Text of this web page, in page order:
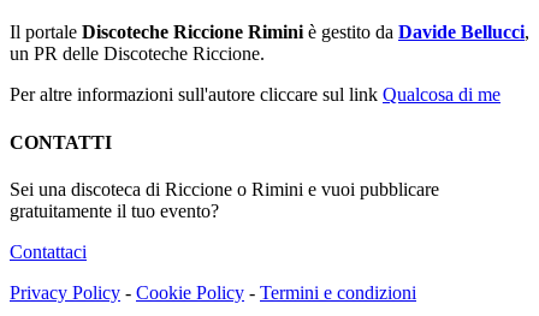
Il portale Discoteche Riccione Riminiè gestito da Davide Bellucci,
un PR delle Discoteche Riccione.
Per altre informazioni sull'autore cliccare sul link Qualcosa di me
CONTATTI
Sei una discoteca di Riccione o Rimini e vuoi pubblicare
gratuitamente il tuo evento?
Contattaci
Privacy Policy - Cookie Policy - Termini e condizioni